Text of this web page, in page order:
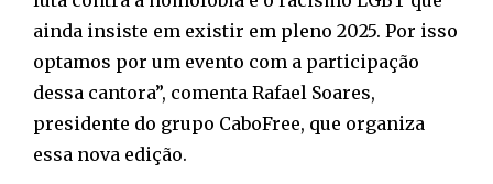
ainda insiste em existir em pleno 2025. Por isso
optamos por um evento com a participação
dessa cantora”, comenta Rafael Soares,
presidente do grupo CaboFree, que organiza
essa nova edição.